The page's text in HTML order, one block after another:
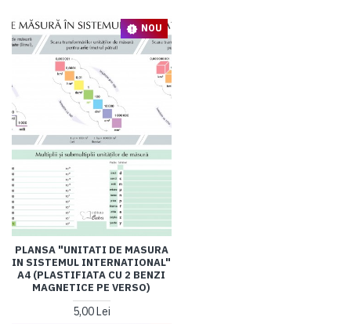
NOU
PLANSA "UNITATI DE MASURA
IN SISTEMUL INTERNATIONAL"
A4 (PLASTIFIATA CU 2 BENZI
MAGNETICE PE VERSO)
5,00 Lei